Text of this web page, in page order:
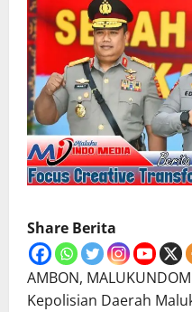
Share Berita
AMBON,
Kepolisian Daerah